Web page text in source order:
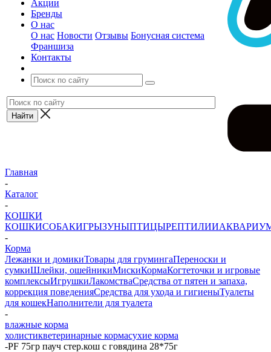
Акции
Бренды
О нас
О нас Новости Отзывы Бонусная система
Франшиза
Контакты
Главная
-
Каталог
-
КОШКИ
КОШКИСОБАКИГРЫЗУНЫПТИЦЫРЕПТИЛИИ
-
Корма
Лежанки и домикиТовары для грумингаПереноски и
сумкиШлейки, ошейникиМискиКормаКогтеточки и игровые
комплексыИгрушкиЛакомстваСредства от пятен и запаха,
коррекция поведенияСредства для ухода и гигиеныТуалеты
для кошекНаполнители для туалета
-
влажные корма
холистикветеринарные кормасухие корма
-PF 75гр пауч стер.кош с говядина 28*75г